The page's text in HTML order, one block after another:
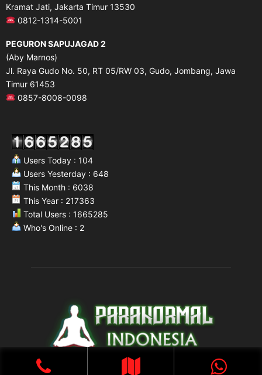
Kramat Jati, Jakarta Timur 13530
0812-1314-5001
PEGURON SAPUJAGAD 2
(Aby Marnos)
Jl. Raya Gudo No. 50, RT 05/RW 03, Gudo, Jombang, Jawa
Timur 61453
0857-8008-0098
Users Today : 104
Users Yesterday : 648
This Month : 6038
This Year : 217363
Total Users : 1665285
Who's Online : 2